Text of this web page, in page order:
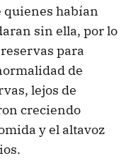
quienes habían
sin ella, por lo
para
de
lejos de
creciendo
y el altavoz